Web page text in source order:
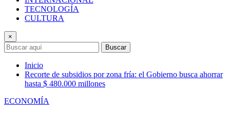
TECNOLOGÍA
CULTURA
×
Buscar
Inicio
Recorte de subsidios por zona fría: el Gobierno busca ahorrar
hasta $ 480.000 millones
ECONOMÍA